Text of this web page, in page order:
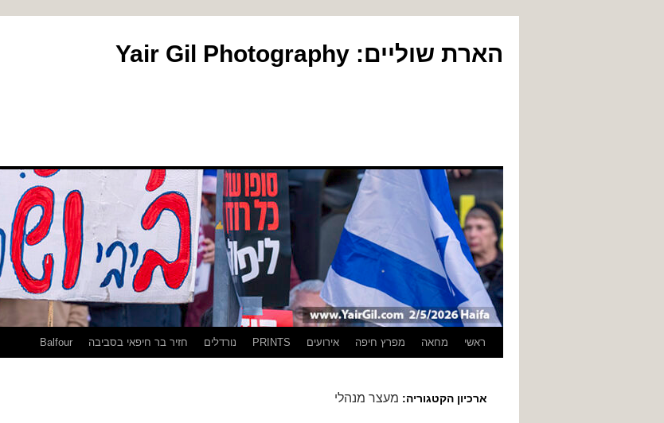
הארת שוליים: Yair Gil Photography
לדלגראשי מחאה מפרץ חיפה אירועים PRINTS נורדלים חזיר בר חיפאי בסביבה Balfour
ארכיון הקטגוריה: מעצר מנהלי